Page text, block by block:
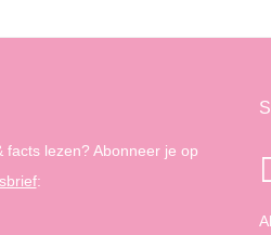
facts lezen? Abonneer je op
: